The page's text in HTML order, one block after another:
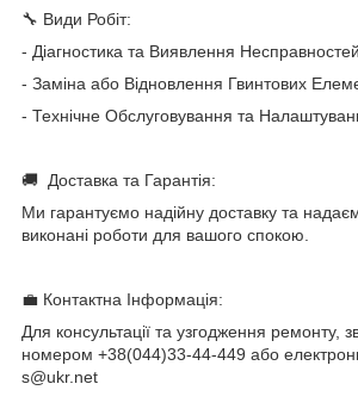
🔧 Види Робіт:
- Діагностика та Виявлення
- Заміна або Відновлення Гвинтових
- Технічне Обслуговування та
🚚 Доставка та Гарантія:
Ми гарантуємо надійну доставку та
виконані роботи для вашого спокою.
💼 Контактна Інформація:
Для консультації та узгодження ремонту,
номером +38(044)33-44-449 або
s@ukr.net